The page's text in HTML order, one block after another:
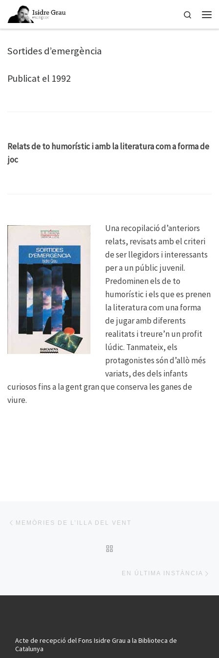
Skip to content
Search
Sortides d’emergència
Publicat el 1992
Relats de to humorístic i amb la literatura com a forma de
joc
Una recopilació d’anteriors
relats, revisats amb el criteri
de ser llegidors i interessants
per a un públic juvenil.
Predominen els de to
humorístic i els que es prenen
la literatura com una forma
de jugar amb diferents
realitats i treure’n un profit
lúdic. Tanmateix, els
protagonistes són d’allò més
variats, des dels infants
curiosos fins a la gent gran que conserva les ganes de
viure.
MEMÒRIES DE L’ILLA DEL VENT
EN ÚLTIMA INSTÀNCIA
Acte de recepció del Fons Isidre Grau a la Biblioteca de
Catalunya